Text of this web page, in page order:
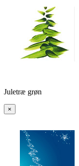
Juletræ grøn
×